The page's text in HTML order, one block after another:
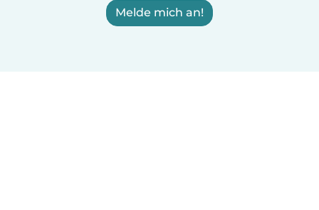
Melde mich an!